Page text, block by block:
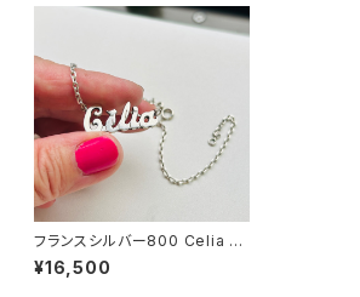
フランスシルバー800 Celia ネ
ームネックレス (41cm）
¥16,500